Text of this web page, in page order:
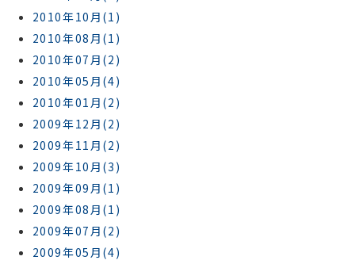
2010年10月(1)
2010年08月(1)
2010年07月(2)
2010年05月(4)
2010年01月(2)
2009年12月(2)
2009年11月(2)
2009年10月(3)
2009年09月(1)
2009年08月(1)
2009年07月(2)
2009年05月(4)